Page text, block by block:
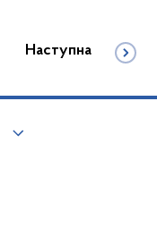
Наступна